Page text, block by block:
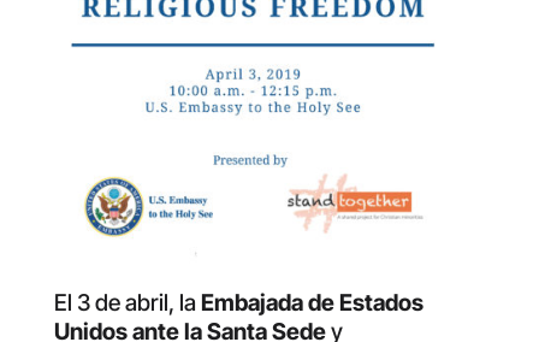
El 3 de abril, la Embajada de Estados
Unidos ante la Santa Sedey